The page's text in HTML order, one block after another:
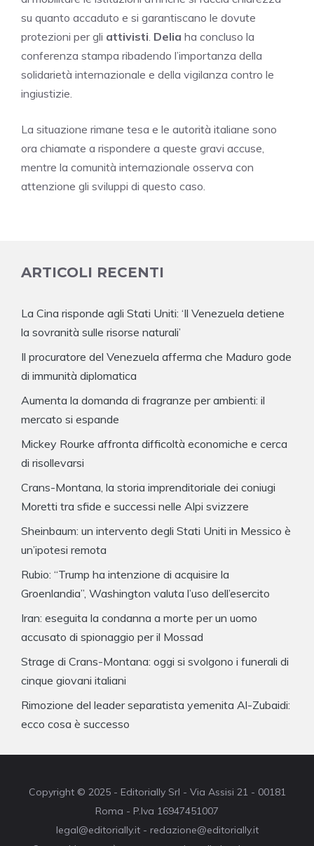
su quanto accaduto e si garantiscano le dovute
protezioni per gli attivisti. Delia ha concluso la
conferenza stampa ribadendo l’importanza della
solidarietà internazionale e della vigilanza contro le
ingiustizie.
La situazione rimane tesa e le autorità italiane sono
ora chiamate a rispondere a queste gravi accuse,
mentre la comunità internazionale osserva con
attenzione gli sviluppi di questo caso.
ARTICOLI RECENTI
La Cina risponde agli Stati Uniti: ‘Il Venezuela detiene
la sovranità sulle risorse naturali’
Il procuratore del Venezuela afferma che Maduro gode
di immunità diplomatica
Aumenta la domanda di fragranze per ambienti: il
mercato si espande
Mickey Rourke affronta difficoltà economiche e cerca
di risollevarsi
Crans-Montana, la storia imprenditoriale dei coniugi
Moretti tra sfide e successi nelle Alpi svizzere
Sheinbaum: un intervento degli Stati Uniti in Messico è
un’ipotesi remota
Rubio: “Trump ha intenzione di acquisire la
Groenlandia”, Washington valuta l’uso dell’esercito
Iran: eseguita la condanna a morte per un uomo
accusato di spionaggio per il Mossad
Strage di Crans-Montana: oggi si svolgono i funerali di
cinque giovani italiani
Rimozione del leader separatista yemenita Al-Zubaidi:
ecco cosa è successo
Copyright © 2025 - Editorially Srl - Via Assisi 21 - 00181
Roma - P.Iva 16947451007
legal@editorially.it - redazione@editorially.it